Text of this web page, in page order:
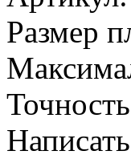
Размер
Точность